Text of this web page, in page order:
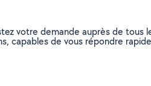
votre demande auprès de tous
capables de vous répondre